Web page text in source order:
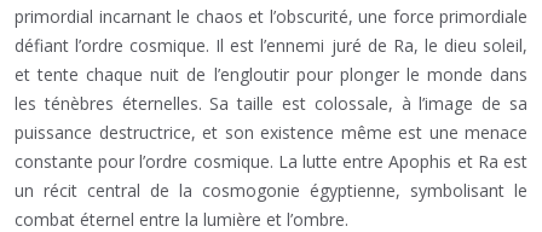
primordial incarnant le chaos et l’obscurité, une force primordiale
défiant l’ordre cosmique. Il est l’ennemi juré de Ra, le dieu soleil,
et tente chaque nuit de l’engloutir pour plonger le monde dans
les ténèbres éternelles. Sa taille est colossale, à l’image de sa
puissance destructrice, et son existence même est une menace
constante pour l’ordre cosmique. La lutte entre Apophis et Ra est
un récit central de la cosmogonie égyptienne, symbolisant le
combat éternel entre la lumière et l’ombre.